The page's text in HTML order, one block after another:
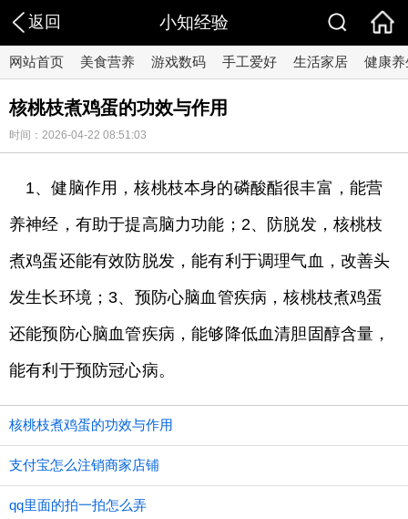
返回 小知经验
网站首页 美食营养 游戏数码 手工爱好 生活家居 健康养
核桃枝煮鸡蛋的功效与作用
时间：2026-04-22 08:51:03
1、健脑作用，核桃枝本身的磷酸酯很丰富，能营
养神经，有助于提高脑力功能；2、防脱发，核桃枝
煮鸡蛋还能有效防脱发，能有利于调理气血，改善头
发生长环境；3、预防心脑血管疾病，核桃枝煮鸡蛋
还能预防心脑血管疾病，能够降低血清胆固醇含量，
能有利于预防冠心病。
核桃枝煮鸡蛋的功效与作用
支付宝怎么注销商家店铺
qq里面的拍一拍怎么弄